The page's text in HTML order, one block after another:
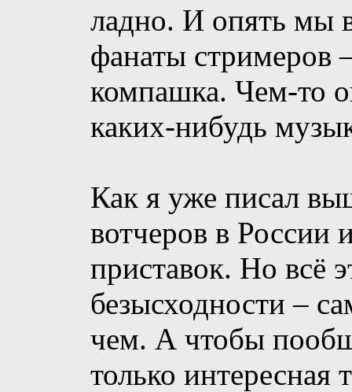
ладно. И опять мы
фанаты стримеров
компашка. Чем-то
каких-нибудь
Как я уже писал
вотчеров в России
приставок. Но всё
безысходности –
чем. А чтобы
только интересная